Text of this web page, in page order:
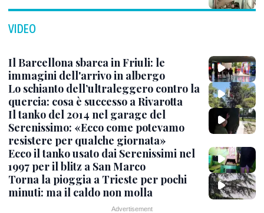
VIDEO
Il Barcellona sbarca in Friuli: le
immagini dell'arrivo in albergo
Lo schianto dell’ultraleggero contro la
quercia: cosa è successo a Rivarotta
Il tanko del 2014 nel garage del
Serenissimo: «Ecco come potevamo
resistere per qualche giornata»
Ecco il tanko usato dai Serenissimi nel
1997 per il blitz a San Marco
Torna la pioggia a Trieste per pochi
minuti: ma il caldo non molla